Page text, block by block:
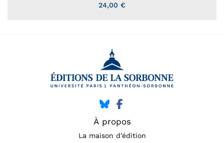
24,00 €
À propos
La maison d’édition